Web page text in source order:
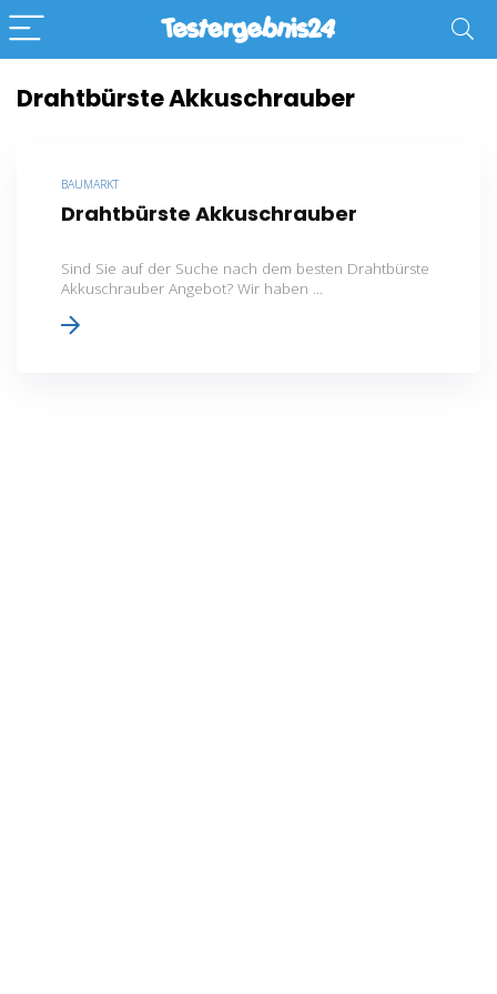
Drahtbürste Akkuschrauber
BAUMARKT
Drahtbürste Akkuschrauber
Sind Sie auf der Suche nach dem besten Drahtbürste
Akkuschrauber Angebot? Wir haben ...